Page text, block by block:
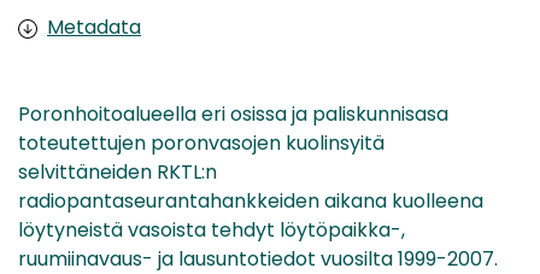
Metadata
Poronhoitoalueella eri osissa ja paliskunnisasa
toteutettujen poronvasojen kuolinsyitä
selvittäneiden RKTL:n
radiopantaseurantahankkeiden aikana kuolleena
löytyneistä vasoista tehdyt löytöpaikka-,
ruumiinavaus- ja lausuntotiedot vuosilta 1999-2007.